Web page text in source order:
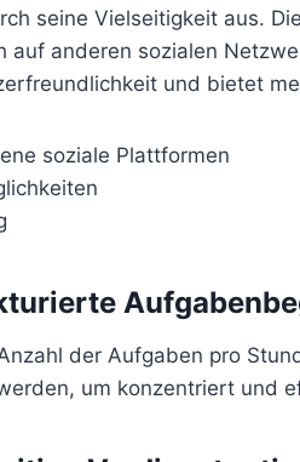
seine Vielseitigkeit aus.
auf anderen sozialen
und bietet
soziale Plattformen
der Aufgaben pro
um konzentriert und